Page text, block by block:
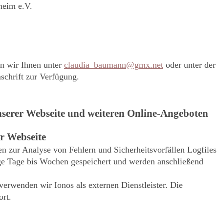
e.V.
wir Ihnen unter claudia_baumann@gmx.netoder unter der
zur Verfügung.
Webseite und weiteren Online-Angeboten
Webseite
zur Analyse von Fehlern und Sicherheitsvorfällen Logfiles
bis Wochen gespeichert und werden anschließend
wir Ionos als externen Dienstleister. Die